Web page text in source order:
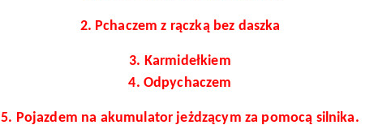
2. Pchaczem z rączką bez daszka
3. Karmidełkiem
4. Odpychaczem
5. Pojazdem na akumulator jeżdzącym za pomocą silnika.